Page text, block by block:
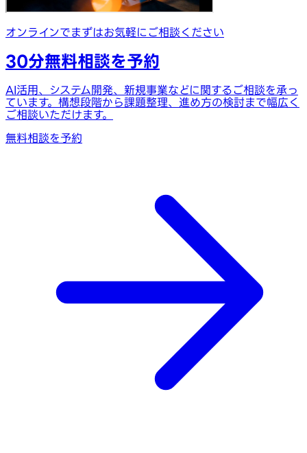
オンラインでまずはお気軽にご相談ください
30分無料相談を予約
AI活用、システム開発、新規事業などに関するご相談を承っ
ています。構想段階から課題整理、進め方の検討まで幅広く
ご相談いただけます。
無料相談を予約